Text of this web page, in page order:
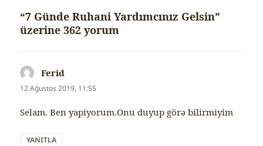
“7 Günde Ruhani Yardımcınız Gelsin”
üzerine 362 yorum
Ferid
ki:
12 Ağustos 2019, 11:55
Selam. Ben yapiyorum.Onu duyup görə bilirmiyim
YANITLA